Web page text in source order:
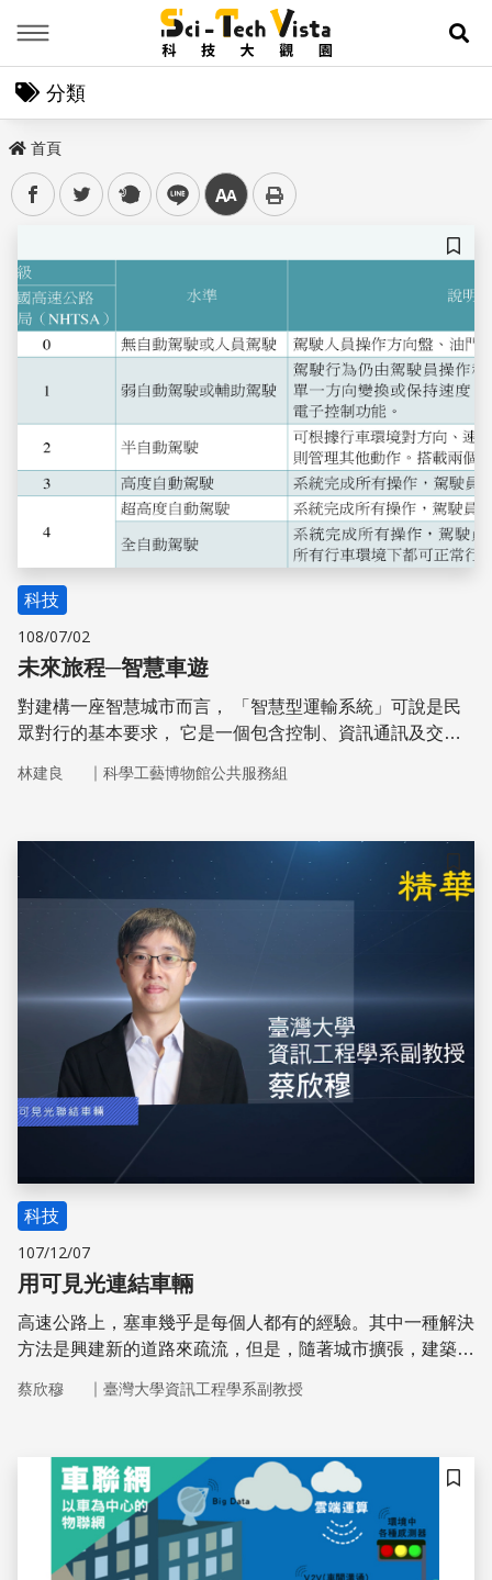
展
分類
首頁
facebooktwitter plurk line 中
儲存
科技
108/07/02
未來旅程─智慧車遊
對建構一座智慧城市而言， 「智慧型運輸系統」可說是民
眾對行的基本要求， 它是一個包含控制、資訊通訊及交通
合其中影響這個複合系統的發展。
林建良 ｜ 科學工藝博物館公共服務組
儲存
科技
107/12/07
用可見光連結車輛
高速公路上，塞車幾乎是每個人都有的經驗。其中一種解決
方法是興建新的道路來疏流，但是，隨著城市擴張，建築新
蔡欣穆 ｜ 臺灣大學資訊工程學系副教授
儲存